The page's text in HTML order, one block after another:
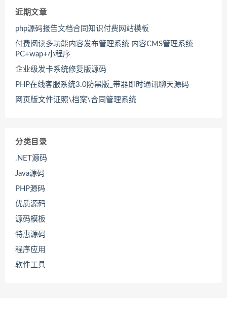
近期文章
php源码报告文档合同知识付费网站模板
付费阅读多功能内容发布管理系统 内容CMS管理系统
PC+wap+小程序
企业级发卡系统修复版源码
PHP在线客服系统3.0防黑版_带器即时通讯聊天源码
网页版文件证照\档案\合同管理系统
分类目录
.NET源码
Java源码
PHP源码
优质源码
源码模板
特惠源码
程序应用
软件工具